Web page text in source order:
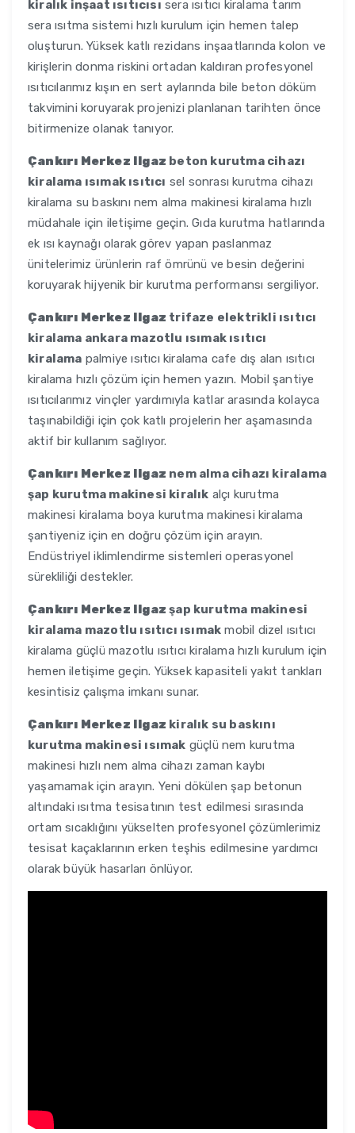
kiralık inşaat ısıtıcısı sera ısıtıcı kiralama tarım
sera ısıtma sistemi hızlı kurulum için hemen talep
oluşturun. Yüksek katlı rezidans inşaatlarında kolon ve
kirişlerin donma riskini ortadan kaldıran profesyonel
ısıtıcılarımız kışın en sert aylarında bile beton döküm
takvimini koruyarak projenizi planlanan tarihten önce
bitirmenize olanak tanıyor.
Çankırı Merkez Ilgaz beton kurutma cihazı
kiralama ısımak ısıtıcı sel sonrası kurutma cihazı
kiralama su baskını nem alma makinesi kiralama hızlı
müdahale için iletişime geçin. Gıda kurutma hatlarında
ek ısı kaynağı olarak görev yapan paslanmaz
ünitelerimiz ürünlerin raf ömrünü ve besin değerini
koruyarak hijyenik bir kurutma performansı sergiliyor.
Çankırı Merkez Ilgaz trifaze elektrikli ısıtıcı
kiralama ankara mazotlu ısımak ısıtıcı
kiralama palmiye ısıtıcı kiralama cafe dış alan ısıtıcı
kiralama hızlı çözüm için hemen yazın. Mobil şantiye
ısıtıcılarımız vinçler yardımıyla katlar arasında kolayca
taşınabildiği için çok katlı projelerin her aşamasında
aktif bir kullanım sağlıyor.
Çankırı Merkez Ilgaz nem alma cihazı kiralama
şap kurutma makinesi kiralık alçı kurutma
makinesi kiralama boya kurutma makinesi kiralama
şantiyeniz için en doğru çözüm için arayın.
Endüstriyel iklimlendirme sistemleri operasyonel
sürekliliği destekler.
Çankırı Merkez Ilgaz şap kurutma makinesi
kiralama mazotlu ısıtıcı ısımak mobil dizel ısıtıcı
kiralama güçlü mazotlu ısıtıcı kiralama hızlı kurulum için
hemen iletişime geçin. Yüksek kapasiteli yakıt tankları
kesintisiz çalışma imkanı sunar.
Çankırı Merkez Ilgaz kiralık su baskını
kurutma makinesi ısımak güçlü nem kurutma
makinesi hızlı nem alma cihazı zaman kaybı
yaşamamak için arayın. Yeni dökülen şap betonun
altındaki ısıtma tesisatının test edilmesi sırasında
ortam sıcaklığını yükselten profesyonel çözümlerimiz
tesisat kaçaklarının erken teşhis edilmesine yardımcı
olarak büyük hasarları önlüyor.